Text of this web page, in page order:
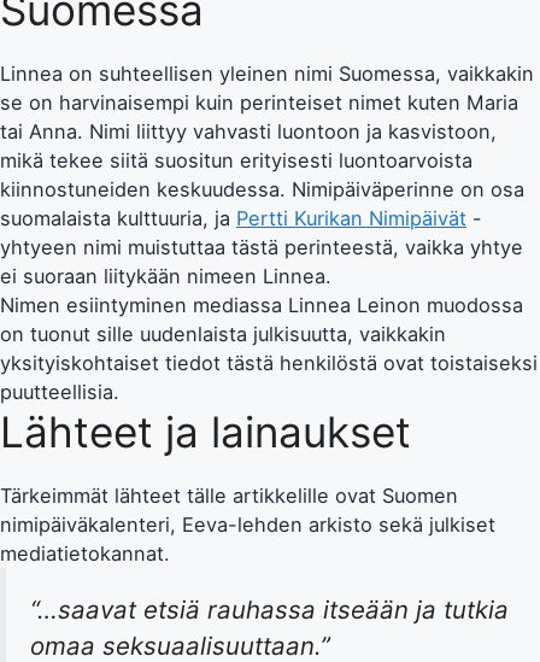
Linnea on suhteellisen yleinen nimi Suomessa, vaikkakin
se on harvinaisempi kuin perinteiset nimet kuten Maria
tai Anna. Nimi liittyy vahvasti luontoon ja kasvistoon,
mikä tekee siitä suositun erityisesti luontoarvoista
kiinnostuneiden keskuudessa. Nimipäiväperinne on osa
suomalaista kulttuuria, ja Pertti Kurikan Nimipäivät -
yhtyeen nimi muistuttaa tästä perinteestä, vaikka yhtye
ei suoraan liitykään nimeen Linnea.
Nimen esiintyminen mediassa Linnea Leinon muodossa
on tuonut sille uudenlaista julkisuutta, vaikkakin
yksityiskohtaiset tiedot tästä henkilöstä ovat toistaiseksi
puutteellisia.
Lähteet ja lainaukset
Tärkeimmät lähteet tälle artikkelille ovat Suomen
nimipäiväkalenteri, Eeva-lehden arkisto sekä julkiset
mediatietokannat.
“…saavat etsiä rauhassa itseään ja tutkia
omaa seksuaalisuuttaan.”